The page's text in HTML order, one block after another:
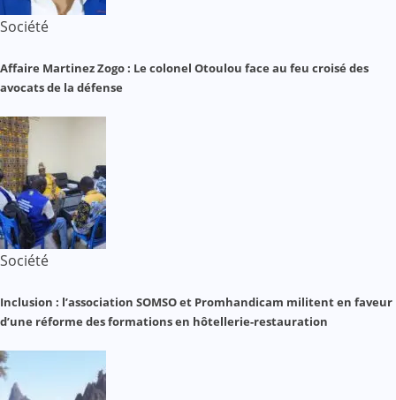
Société
Affaire Martinez Zogo : Le colonel Otoulou face au feu croisé des
avocats de la défense
Société
Inclusion : l’association SOMSO et Promhandicam militent en faveur
d’une réforme des formations en hôtellerie-restauration